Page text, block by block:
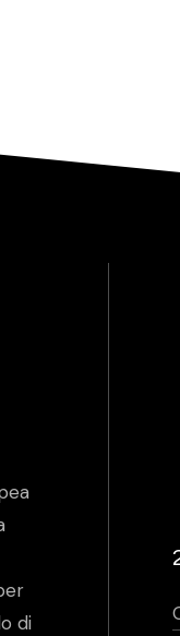
di